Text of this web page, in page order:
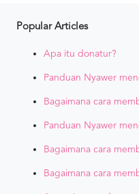
Popular Articles
Apa itu donatur?
Panduan Nyawer
Bagaimana cara
Panduan Nyawer
Bagaimana cara
Bagaimana cara